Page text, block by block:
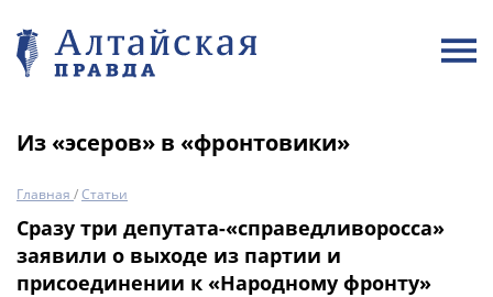
Из «эсеров» в «фронтовики»
Главная /Статьи
Сразу три депутата-«справедливоросса»
заявили о выходе из партии и
присоединении к «Народному фронту»